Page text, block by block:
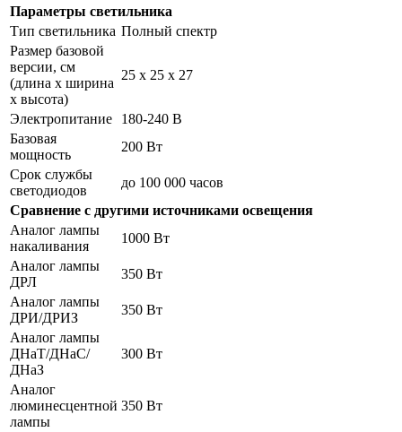
Параметры светильника
Тип светильника Полный спектр
Размер базовой
версии, см
(длина х ширина
х высота)
25 х 25 х 27
Электропитание
180-240 В
Базовая
мощность
200 Вт
Срок службы
светодиодов
до 100 000 часов
Сравнение с другими источниками освещения
Аналог лампы
накаливания
1000 Вт
Аналог лампы
ДРЛ
350 Вт
Аналог лампы
ДРИ/ДРИЗ
350 Вт
Аналог лампы
ДНаТ/ДНаС/
ДНаЗ
300 Вт
Аналог
люминесцентной
лампы
350 Вт